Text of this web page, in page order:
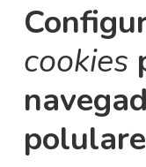
cookies